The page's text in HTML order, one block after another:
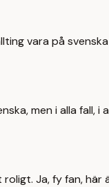
vara på
men i alla fall,
Ja, fy fan,